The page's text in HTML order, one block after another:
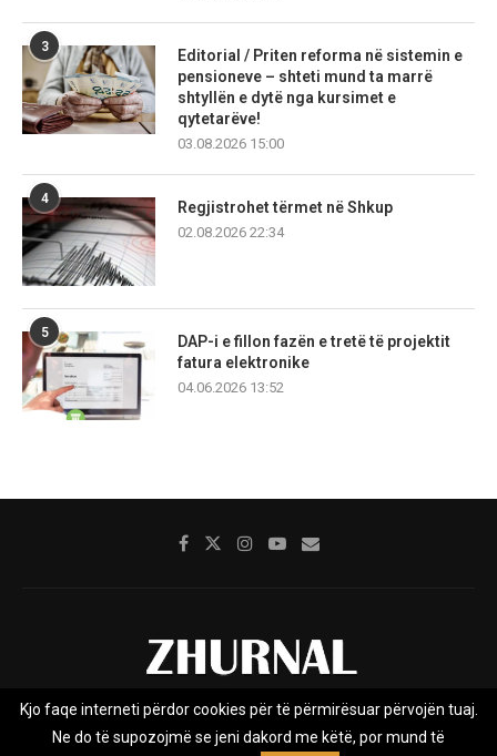
3
Editorial / Priten reforma në sistemin e
pensioneve – shteti mund ta marrë
shtyllën e dytë nga kursimet e
qytetarëve!
03.08.2026 15:00
4
Regjistrohet tërmet në Shkup
02.08.2026 22:34
5
DAP-i e fillon fazën e tretë të projektit
fatura elektronike
04.06.2026 13:52
Rreth nesh Impresumi Marketing
Kjo faqe interneti përdor cookies për të përmirësuar përvojën tuaj.
Ne do të supozojmë se jeni dakord me këtë, por mund të